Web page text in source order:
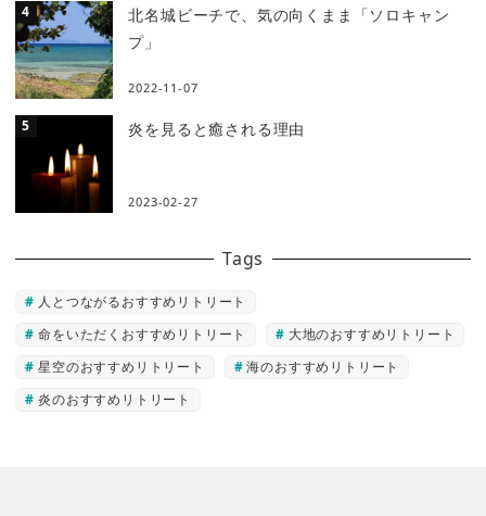
北名城ビーチで、気の向くまま「ソロキャン
プ」
2022-11-07
炎を見ると癒される理由
2023-02-27
Tags
人とつながるおすすめリトリート
命をいただくおすすめリトリート
大地のおすすめリトリート
星空のおすすめリトリート
海のおすすめリトリート
炎のおすすめリトリート